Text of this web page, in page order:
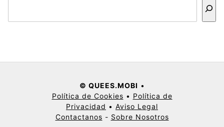
© QUEES.MOBI •
Política de Cookies • Política de
Privacidad • Aviso Legal
Contactanos - Sobre Nosotros